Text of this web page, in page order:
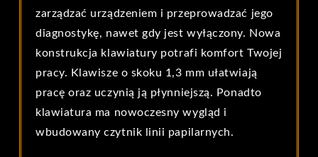
zarządzać urządzeniem i przeprowadzać jego
diagnostykę, nawet gdy jest wyłączony. Nowa
konstrukcja klawiatury potrafi komfort Twojej
pracy. Klawisze o skoku 1,3 mm ułatwiają
pracę oraz uczynią ją płynniejszą. Ponadto
klawiatura ma nowoczesny wygląd i
wbudowany czytnik linii papilarnych.